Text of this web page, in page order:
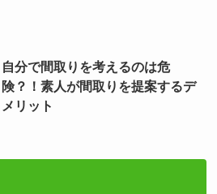
自分で間取りを考えるのは危
険？！素人が間取りを提案するデ
メリット